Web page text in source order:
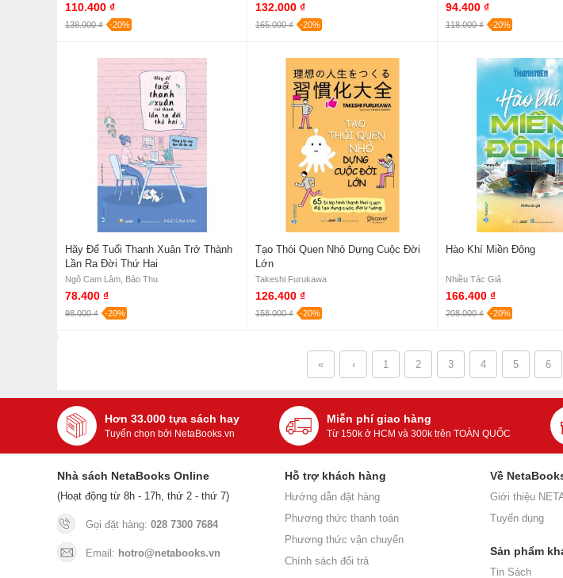
110.400 ₫
138.000 ₫ -20%
132.000 ₫
165.000 ₫ -20%
94.400 ₫
118.000 ₫ -20%
Hãy Để Tuổi Thanh Xuân Trở Thành
Lần Ra Đời Thứ Hai
Ngô Cam Lâm, Bảo Thu
78.400 ₫
98.000 ₫ -20%
Tạo Thói Quen Nhỏ Dựng Cuộc Đời
Lớn
Takeshi Furukawa
126.400 ₫
158.000 ₫ -20%
Hào Khí Miền Đông
Nhiều Tác Giả
166.400 ₫
208.000 ₫ -20%
« ‹ 1 2 3 4 5 6
Hơn 33.000 tựa sách hay
Tuyển chọn bởi NetaBooks.vn
Miễn phí giao hàng
Từ 150k ở HCM và 300k trên TOÀN QUỐC
Nhà sách NetaBooks Online
(Hoạt động từ 8h - 17h, thứ 2 - thứ 7)
Gọi đặt hàng: 028 7300 7684
Email: hotro@netabooks.vn
Hỗ trợ khách hàng
Hướng dẫn đặt hàng
Phương thức thanh toán
Phương thức vận chuyển
Chính sách đổi trả
Về
Giới thiệu
Tuyển dụng
Sản phẩm
Tin Sách